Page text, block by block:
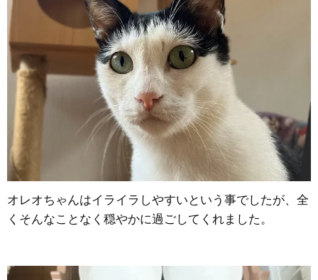
オレオちゃんはイライラしやすいという事でしたが、全
くそんなことなく穏やかに過ごしてくれました。